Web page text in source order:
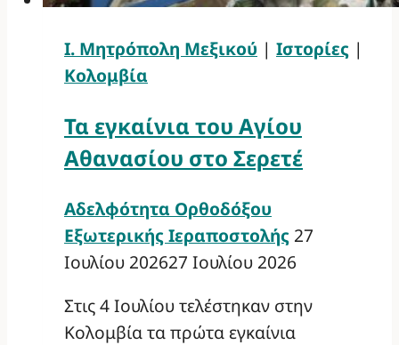
Ι. Μητρόπολη Μεξικού | Ιστορίες |
Κολομβία
Τα εγκαίνια του Αγίου
Αθανασίου στο Σερετέ
Αδελφότητα Ορθοδόξου
Εξωτερικής Ιεραποστολής 27
Ιουλίου 202627 Ιουλίου 2026
Στις 4 Ιουλίου τελέστηκαν στην
Κολομβία τα πρώτα εγκαίνια